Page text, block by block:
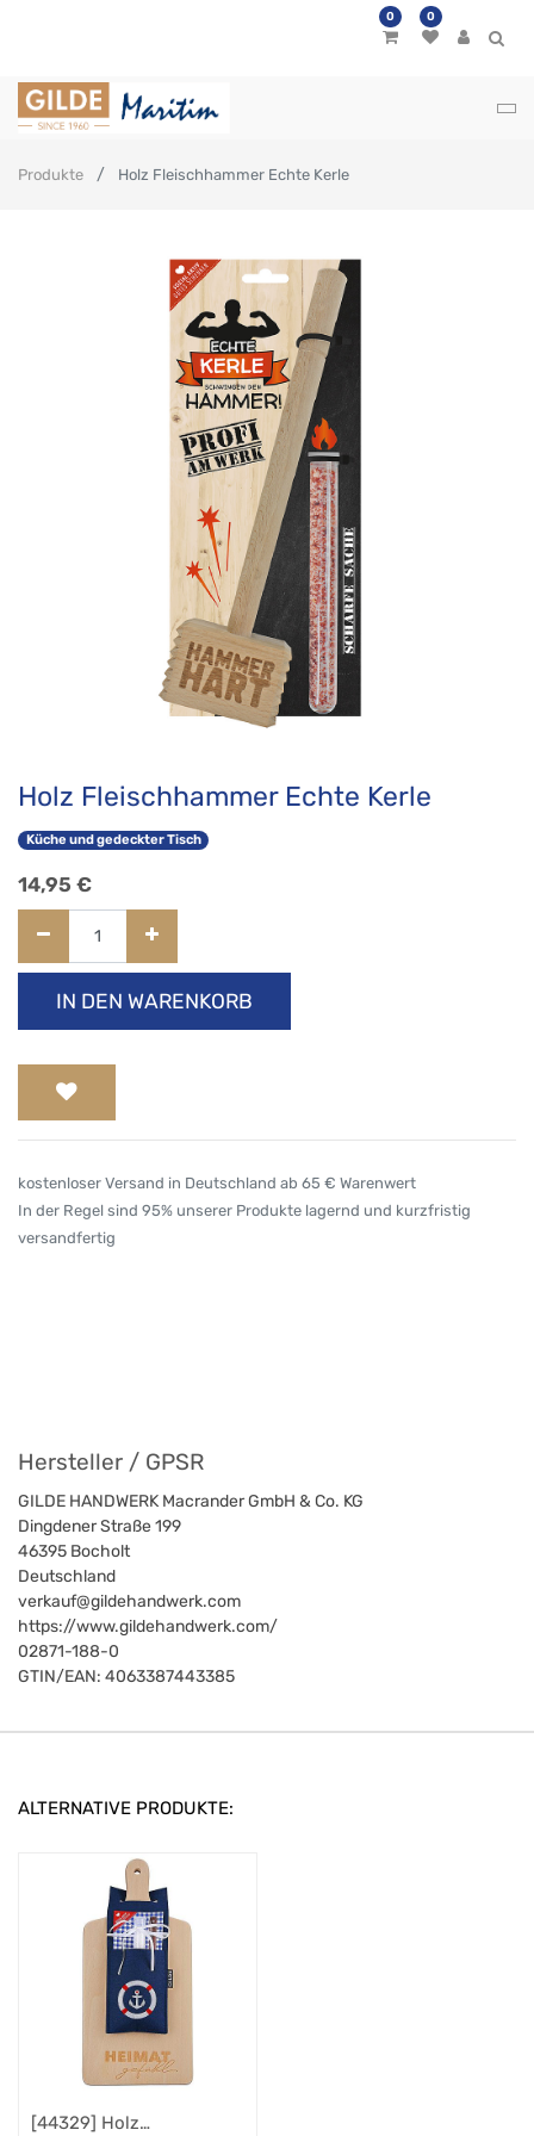
0 0
Produkte Holz Fleischhammer Echte Kerle
Holz Fleischhammer Echte Kerle
Küche und gedeckter Tisch
14,95 €
IN DEN WARENKORB
kostenloser Versand in Deutschland ab 65 € Warenwert
In der Regel sind 95% unserer Produkte lagernd und kurzfristig
versandfertig
Hersteller / GPSR
GILDE HANDWERK Macrander GmbH & Co. KG
Dingdener Straße 199
46395 Bocholt
Deutschland
verkauf@gildehandwerk.com
https://www.gildehandwerk.com/
02871-188-0
GTIN/EAN: 4063387443385
ALTERNATIVE PRODUKTE:
[44329] Holz